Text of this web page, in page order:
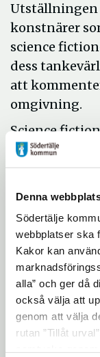
Denna
Södertälje
webbplatser ska
Kakor kan
alla” och ger då
också välja att
genom att välja
rutan ”Tillåt
Utställningen
konstnärer
science
dess
att
omgivning.
Science
våra
handlingar.
alternativa
anspråk på
inspireras
litteratur och
tredje